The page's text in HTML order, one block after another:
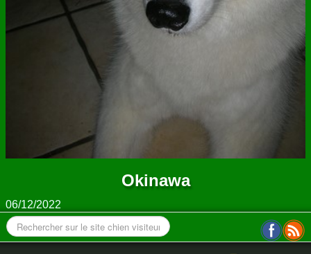
Okinawa
06/12/2022